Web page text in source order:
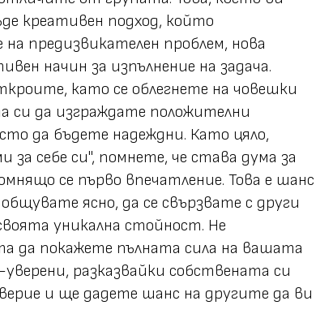
креативен подход, който
предизвикателен проблем, нова
начин за изпълнение на задача.
като се облегнете на човешки
си да изграждате положителни
да бъдете надеждни. Като цяло,
за себе си", помнете, че става дума за
се първо впечатление. Това е шанс
ясно, да се свързвате с други
уникална стойност. Не
да покажете пълната сила на вашата
разказвайки собствената си
и ще дадете шанс на другите да ви